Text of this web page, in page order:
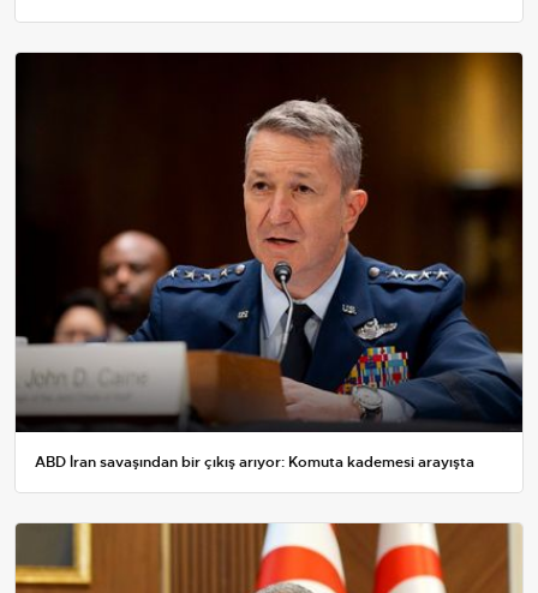
ABD İran savaşından bir çıkış arıyor: Komuta kademesi arayışta